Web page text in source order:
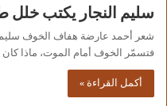
سليم النجار يكتب
شعر أحمد عارضة هفاف الخوف
فتسمّر الخوف أمام الموت، ماذا
أكمل القراءة »